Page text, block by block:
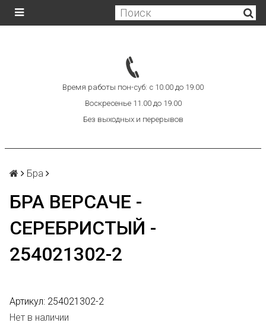
Время работы пон-суб: с 10.00 до 19.00
Воскресенье 11.00 до 19.00
Без выходных и перерывов
Бра
БРА ВЕРСАЧЕ -
СЕРЕБРИСТЫЙ -
254021302-2
Артикул: 254021302-2
Нет в наличии